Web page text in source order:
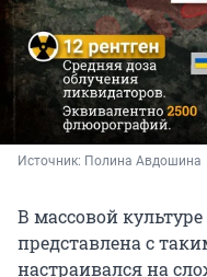
Источник: Полина Авдошина
В массовой
представлена с
настраивался на